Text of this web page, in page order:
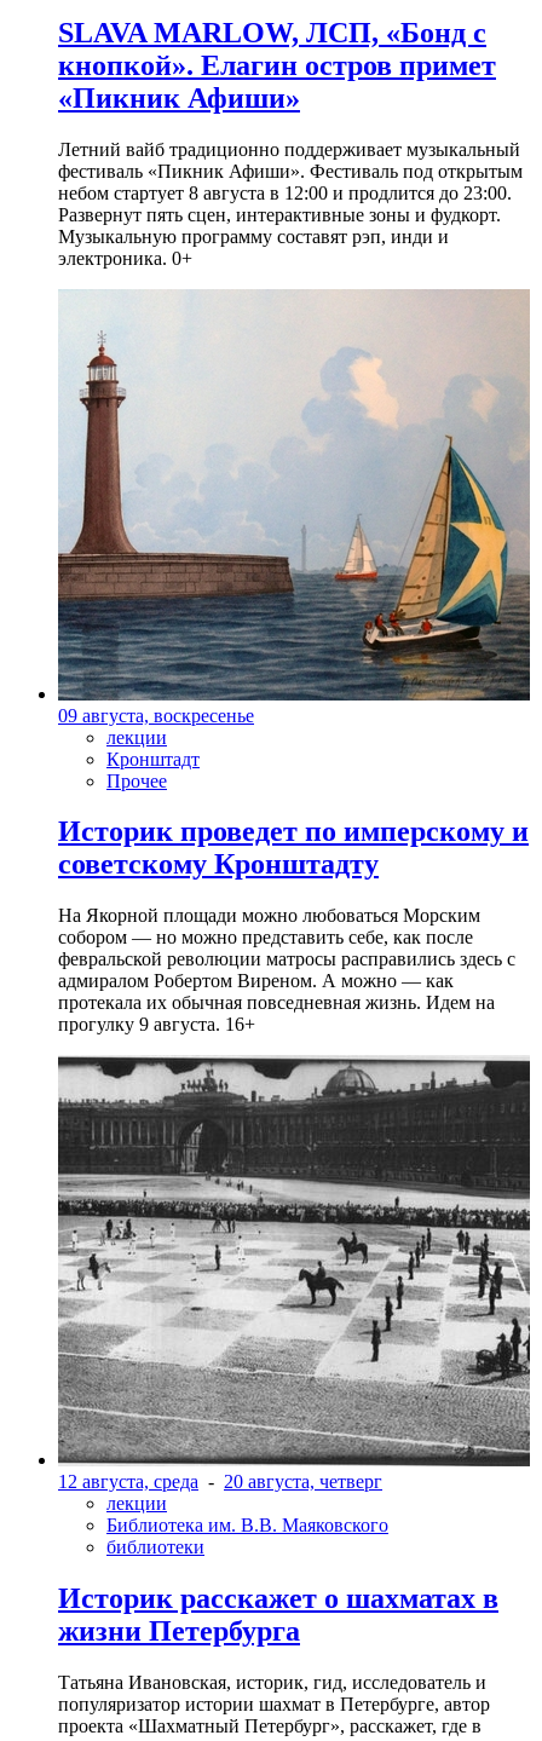
SLAVA MARLOW, ЛСП, «Бонд с
кнопкой». Елагин остров примет
«Пикник Афиши»
Летний вайб традиционно поддерживает музыкальный
фестиваль «Пикник Афиши». Фестиваль под открытым
небом стартует 8 августа в 12:00 и продлится до 23:00.
Развернут пять сцен, интерактивные зоны и фудкорт.
Музыкальную программу составят рэп, инди и
электроника. 0+
09 августа, воскресенье
лекции
Кронштадт
Прочее
Историк проведет по имперскому и
советскому Кронштадту
На Якорной площади можно любоваться Морским
собором — но можно представить себе, как после
февральской революции матросы расправились здесь с
адмиралом Робертом Виреном. А можно — как
протекала их обычная повседневная жизнь. Идем на
прогулку 9 августа. 16+
12 августа, среда - 20 августа, четверг
лекции
Библиотека им. В.В. Маяковского
библиотеки
Историк расскажет о шахматах в
жизни Петербурга
Татьяна Ивановская, историк, гид, исследователь и
популяризатор истории шахмат в Петербурге, автор
проекта «Шахматный Петербург», расскажет, где в